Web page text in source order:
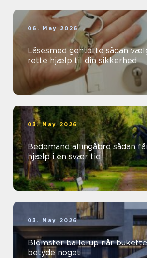
06. May 2026
Låsesmed gentofte sådan vælger du den
rette hjælp til din sikkerhed
03. May 2026
Bedemand allingåbro sådan får du tryg
hjælp i en svær tid
03. May 2026
Blomster ballerup når buketten skal
betyde noget